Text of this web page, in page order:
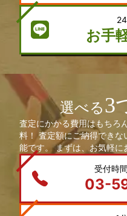
お手
選べる3
査定にかかる費用はもちろ
料！ 査定額にご納得でき
能です。 まずは、お気軽に
受付時
03-